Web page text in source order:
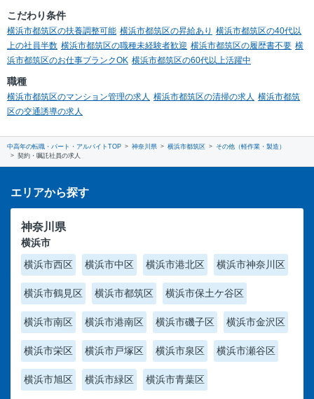
こだわり条件
横浜市都筑区の扶養調整可能 横浜市都筑区の昇給あり 横浜市都筑区の40代以
上の社員半数 横浜市都筑区の職種未経験者歓迎 横浜市都筑区の履歴書不要 横
浜市都筑区のお仕事ブランクOK 横浜市都筑区の60代以上活躍中
職種
横浜市都筑区のマンション管理の求人 横浜市都筑区の清掃の求人 横浜市都筑
区の交通誘導の求人
中高年の転職・パート・アルバイトTOP 神奈川県 横浜市都筑区
その他（軽作業・製造）
契約・嘱託社員の求人
エリアから探す
神奈川県
横浜市
横浜市西区
横浜市中区 横浜市港北区 横浜市神奈川区
横浜市鶴見区 横浜市都筑区 横浜市保土ケ谷区
横浜市南区 横浜市港南区 横浜市磯子区 横浜市金沢区
横浜市栄区 横浜市戸塚区 横浜市泉区 横浜市瀬谷区
横浜市旭区 横浜市緑区 横浜市青葉区